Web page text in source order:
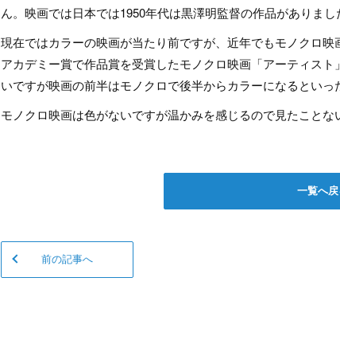
ん。映画では日本では1950年代は黒澤明監督の作品がありま
現在ではカラーの映画が当たり前ですが、近年でもモノクロ
アカデミー賞で作品賞を受賞したモノクロ映画「アーティス
いですが映画の前半はモノクロで後半からカラーになるといっ
モノクロ映画は色がないですが温かみを感じるので見たことな
一覧へ戻
前の記事へ